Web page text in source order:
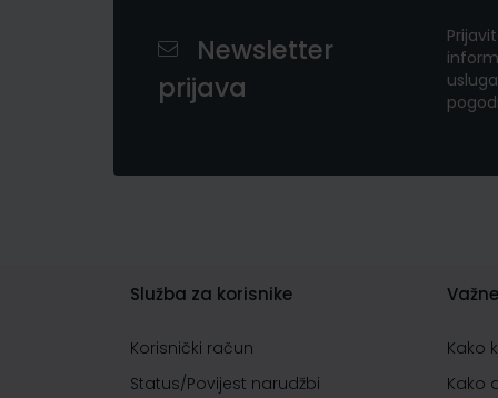
Newsletter
prijava
Služba za korisnike
Korisnički račun
Status/Povijest narudžbi
Kako
Kako